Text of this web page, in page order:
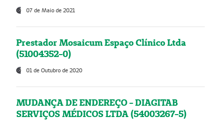
07 de Maio de 2021
Prestador Mosaicum Espaço Clínico Ltda
(51004352-0)
01 de Outubro de 2020
MUDANÇA DE ENDEREÇO - DIAGITAB
SERVIÇOS MÉDICOS LTDA (54003267-5)